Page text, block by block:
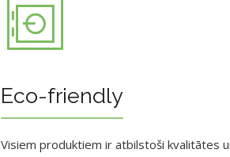
Eco-friendly
Visiem produktiem ir atbilstoši kvalitātes